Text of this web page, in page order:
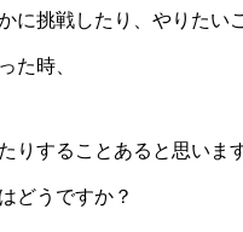
に挑戦したり、やりたい
た時、
りすることあると思います
どうですか？